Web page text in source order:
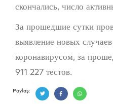
скончались, число
За прошедшие сутки
выявление новых
коронавирусом, за
911 227 тестов.
Paylaş: